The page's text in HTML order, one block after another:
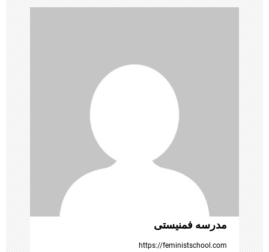
ی
ن
و
ش
ت
ه‌
ه
ا
مدرسه فمنیستی
https://feministschool.com